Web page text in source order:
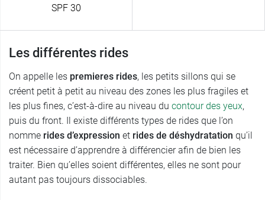
SPF 30
Les différentes rides
On appelle les premieres rides, les petits sillons qui se
créent petit à petit au niveau des zones les plus fragiles et
les plus fines, c’est-à-dire au niveau du contour des yeux,
puis du front. Il existe différents types de rides que l’on
nomme rides d’expression et rides de déshydratation qu’il
est nécessaire d’apprendre à différencier afin de bien les
traiter. Bien qu’elles soient différentes, elles ne sont pour
autant pas toujours dissociables.